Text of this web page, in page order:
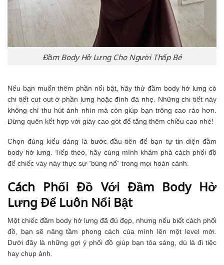
Đầm Body Hở Lưng Cho Người Thấp Bé
Nếu bạn muốn thêm phần nổi bật, hãy thử đầm body hở lưng có
chi tiết cut-out ở phần lưng hoặc đính đá nhẹ. Những chi tiết này
không chỉ thu hút ánh nhìn mà còn giúp bạn trông cao ráo hơn.
Đừng quên kết hợp với giày cao gót để tăng thêm chiều cao nhé!
Chọn đúng kiểu dáng là bước đầu tiên để bạn tự tin diện đầm
body hở lưng. Tiếp theo, hãy cùng mình khám phá cách phối đồ
để chiếc váy này thực sự “bùng nổ” trong mọi hoàn cảnh.
Cách Phối Đồ Với Đầm Body Hở
Lưng Để Luôn Nổi Bật
Một chiếc đầm body hở lưng đã đủ đẹp, nhưng nếu biết cách phối
đồ, bạn sẽ nâng tầm phong cách của mình lên một level mới.
Dưới đây là những gợi ý phối đồ giúp bạn tỏa sáng, dù là đi tiệc
hay chụp ảnh.